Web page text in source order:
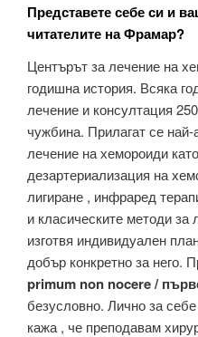
Представете себе си и
читателите на Фрамар?
Центърът за лечение на
годишна история. Всяка
лечение и консултация
чужбина. Прилагат се
лечение на хемороиди
дезартериализация на
лигиране , инфраред
и класическите методи за
изготвя индивидуален
добър конкретно за него.
primum non nocere /
безусловно. Лично за
кажа , че преподавам